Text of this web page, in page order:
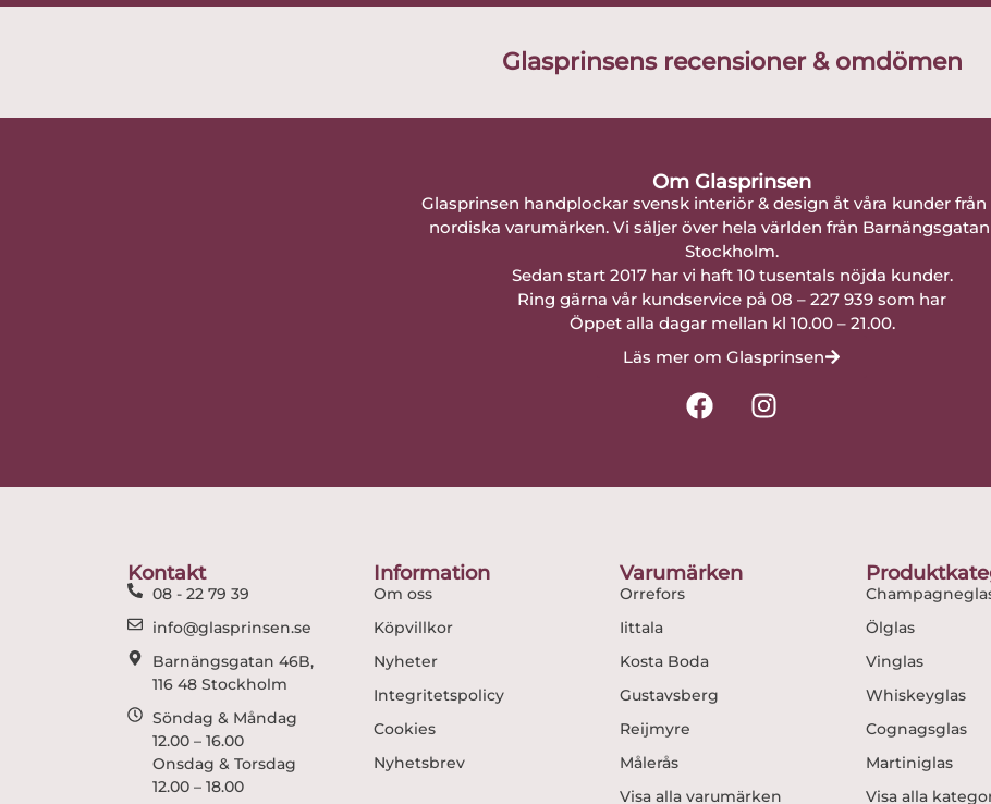
Glasprinsens recensioner & omdömen
Om Glasprinsen
Glasprinsen handplockar svensk interiör & design åt våra kunder från
nordiska varumärken. Vi säljer över hela världen från
Stockholm.
Sedan start 2017 har vi haft 10 tusentals nöjda kunder.
Ring gärna vår kundservice på 08 – 227 939 som har
Öppet alla dagar mellan kl 10.00 – 21.00.
Läs mer om Glasprinsen
F
a
k
I
n
Kontakt
08 - 22 79 39
info@glasprinsen.se
Barnängsgatan 46B,
116 48 Stockholm
Söndag & Måndag
12.00 – 16.00
Onsdag & Torsdag
12.00 – 18.00
Information
Om oss
Köpvillkor
Nyheter
Integritetspolicy
Cookies
Nyhetsbrev
Varumärken
Orrefors
Iittala
Kosta Boda
Gustavsberg
Reijmyre
Målerås
Visa alla varumärken
Ölglas
Vinglas
Whiskeyglas
Cognagsglas
Martiniglas
Visa alla